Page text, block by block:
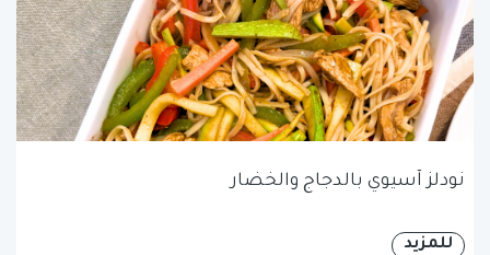
نودلز آسيوي بالدجاج والخضار
للمزيد